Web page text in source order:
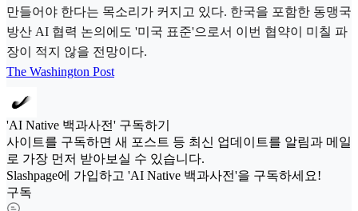
만들어야 한다는 목소리가 커지고 있다. 한국을 포함한 동맹국
방산 AI 협력 논의에도 '미국 표준'으로서 이번 협약이 미칠 파
장이 적지 않을 전망이다.
The Washington Post
'AI Native 백과사전' 구독하기
사이트를 구독하면 새 포스트 등 최신 업데이트를 알림과 메일
로 가장 먼저 받아보실 수 있습니다.
Slashpage에 가입하고 'AI Native 백과사전'을 구독하세요!
구독